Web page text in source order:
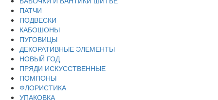
ПАТЧИ
ПОДВЕСКИ
КАБОШОНЫ
ПУГОВИЦЫ
ДЕКОРАТИВНЫЕ ЭЛЕМЕНТЫ
НОВЫЙ ГОД
ПРЯДИ ИСКУССТВЕННЫЕ
ПОМПОНЫ
ФЛОРИСТИКА
УПАКОВКА